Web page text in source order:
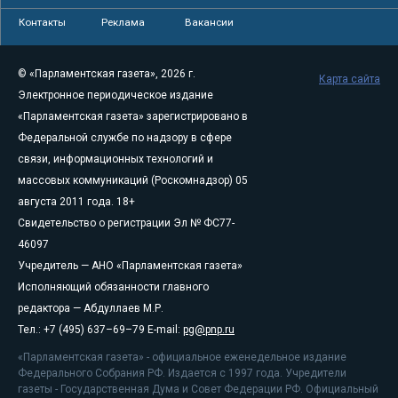
Контакты Реклама Вакансии
© «Парламентская газета», 2026 г.
Электронное периодическое издание
«Парламентская газета» зарегистрировано в
Федеральной службе по надзору в сфере
связи, информационных технологий и
массовых коммуникаций (Роскомнадзор) 05
августа 2011 года. 18+
Свидетельство о регистрации Эл № ФС77-
46097
Учредитель — АНО «Парламентская газета»
Исполняющий обязанности главного
редактора — Абдуллаев М.Р.
Тел.: +7 (495) 637–69–79 E-mail: pg@pnp.ru
«Парламентская газета» - официальное еженедельное издание
Федерального Собрания РФ. Издается с 1997 года. Учредители
газеты - Государственная Дума и Совет Федерации РФ. Официальный
Карта сайта